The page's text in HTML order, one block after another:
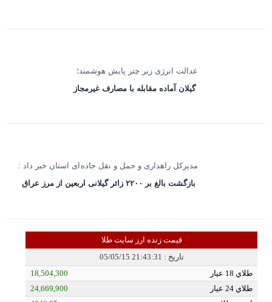
عدالت انرژی زیر چتر پایش هوشمند؛
گیلان آماده مقابله با مصارف غیرمجاز
مدیرکل راهداری و حمل و نقل جاده ای استان خبر داد :
بازگشت بالغ بر ۲۲۰۰ زائر گیلانی اربعین از مرز عراق